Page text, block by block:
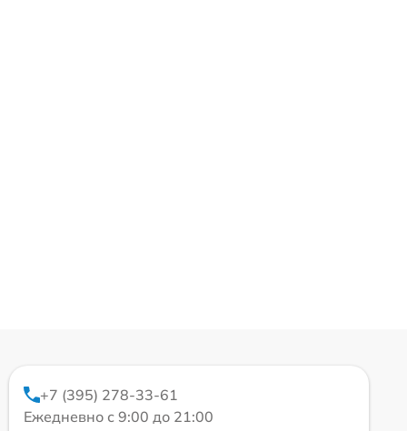
+7 (395) 278-33-61
Ежедневно с 9:00 до 21:00